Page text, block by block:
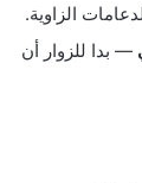
— بدا للزوار أن